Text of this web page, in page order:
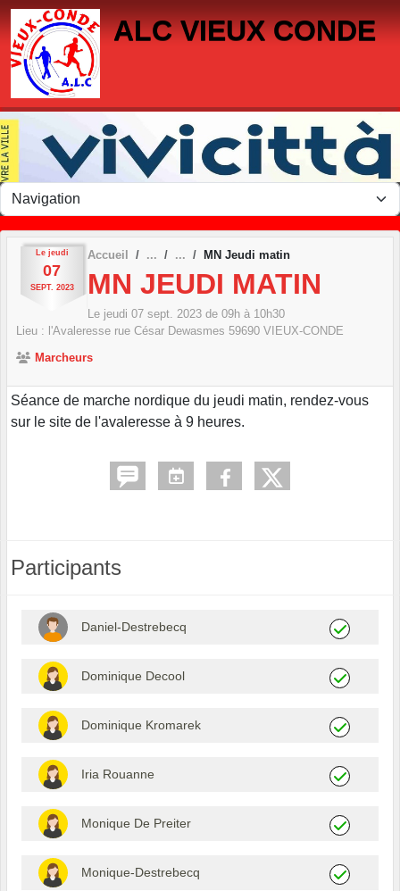
ALC VIEUX CONDE
Le jeudi
07
SEPT. 2023
Accueil MN Jeudi matin
MN JEUDI MATIN
Le jeudi 07 sept. 2023 de 09h à 10h30
Lieu : l'Avaleresse rue César Dewasmes 59690 VIEUX-CONDE
Marcheurs
Séance de marche nordique du jeudi matin, rendez-vous
sur le site de l'avaleresse à 9 heures.
Participants
Daniel-Destrebecq
Dominique Decool
Dominique Kromarek
Iria Rouanne
Monique De Preiter
Monique-Destrebecq
Panneau de gestion des cookies